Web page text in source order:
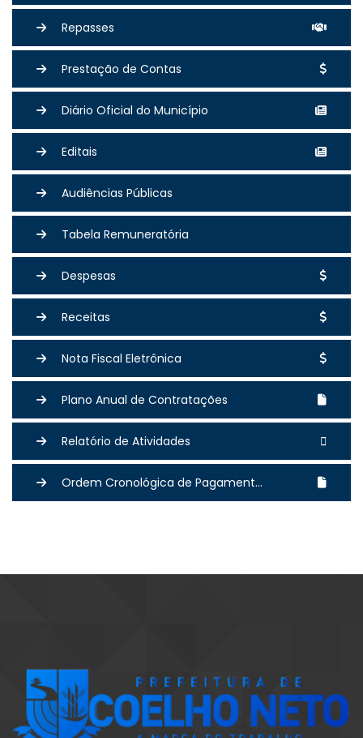
Repasses
Prestação de Contas
Diário Oficial do Município
Editais
Audiências Públicas
Tabela Remuneratória
Despesas
Receitas
Nota Fiscal Eletrônica
Plano Anual de Contratações
Relatório de Atividades
Ordem Cronológica de Pagament...